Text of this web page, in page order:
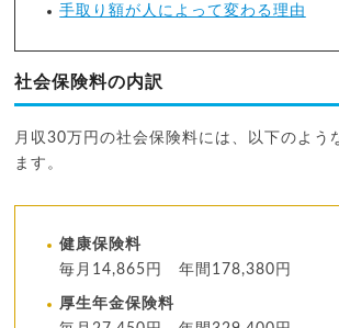
手取り額が人によって変わる理由
社会保険料の内訳
月収30万円の社会保険料には、以下のよう
ます。
健康保険料
毎月14,865円 年間178,380円
厚生年金保険料